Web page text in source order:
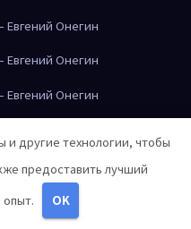
Онегин
Онегин
Онегин
Онегин
Онегин
и другие технологии, чтобы
предоставить лучший
опыт.
OK